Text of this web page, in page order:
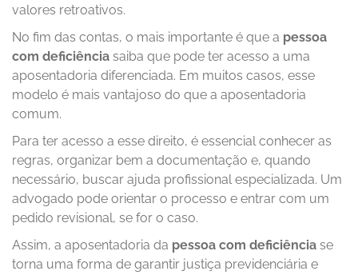
valores retroativos.
No fim das contas, o mais importante é que a pessoa
com deficiência saiba que pode ter acesso a uma
aposentadoria diferenciada. Em muitos casos, esse
modelo é mais vantajoso do que a aposentadoria
comum.
Para ter acesso a esse direito, é essencial conhecer as
regras, organizar bem a documentação e, quando
necessário, buscar ajuda profissional especializada. Um
advogado pode orientar o processo e entrar com um
pedido revisional, se for o caso.
Assim, a aposentadoria da pessoa com deficiência se
torna uma forma de garantir justiça previdenciária e